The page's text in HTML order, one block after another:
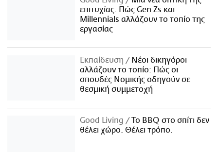
επιτυχίας: Πώς Gen Zs και
Millennials αλλάζουν το τοπίο της
εργασίας
Εκπαίδευση
Νέοι δικηγόροι
αλλάζουν το τοπίο: Πώς οι
σπουδές Νομικής οδηγούν σε
θεσμική συμμετοχή
Good Living
Το BBQ στο σπίτι δεν
θέλει χώρο. Θέλει τρόπο.